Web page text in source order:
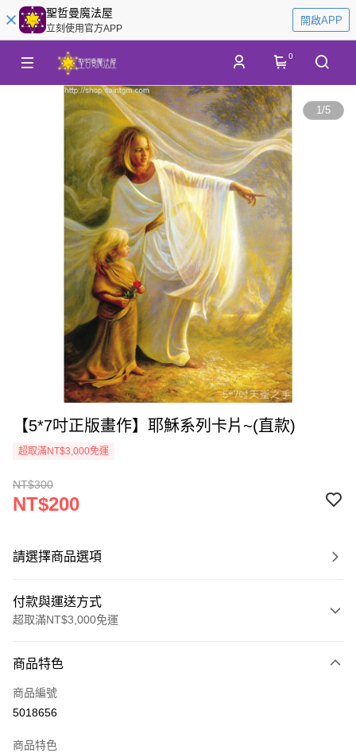
聖哲曼魔法屋
立刻使用官方APP
開啟APP
0
1/5
【5*7吋正版畫作】耶穌系列卡片~(直款)
超取滿NT$3,000免運
NT$300
NT$200
請選擇商品選項
付款與運送方式
超取滿NT$3,000免運
信用卡一次付款
超商取貨付款
商品特色
商品編號
5018656
商品特色